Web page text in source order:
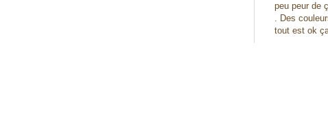
peu peur de
. Des
tout est ok